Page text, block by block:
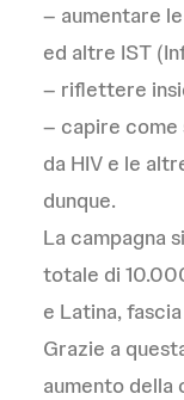
– aumentare
ed altre IST
– riflettere
– capire come
da HIV e le
dunque.
La campagna
totale di
e Latina,
Grazie a
aumento della